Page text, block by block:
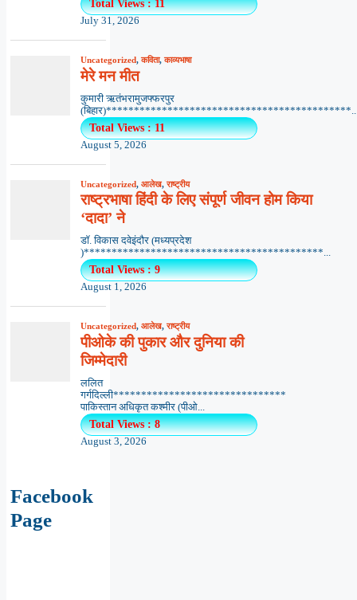
Total Views : 11
July 31, 2026
Uncategorized,कविता,काव्यभाषा
मेरे मन मीत
कुमारी ऋतंभरामुजफ्फरपुर
Total Views : 11
August 5, 2026
Uncategorized, आलेख,राष्ट्रीय
राष्ट्रभाषा हिंदी के लिए संपूर्ण जीवन होम किया
‘दादा’ ने
डॉ. विकास दवेइंदौर (मध्यप्रदेश
)*******************************************...
Total Views : 9
August 1, 2026
Uncategorized, आलेख,राष्ट्रीय
पीओके की पुकार और दुनिया की
जिम्मेदारी
ललित
गर्गदिल्ली*******************************
पाकिस्तान अधिकृत कश्मीर (पीओ...
Total Views : 8
August 3, 2026
Facebook
Page